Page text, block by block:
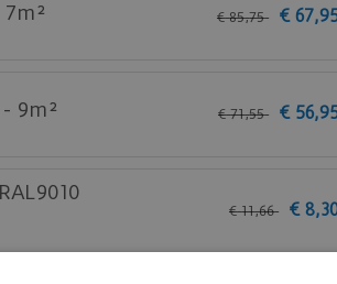
€ 85,75 € 67,
9m² € 71,55 € 56,
€ 11,66 € 8,